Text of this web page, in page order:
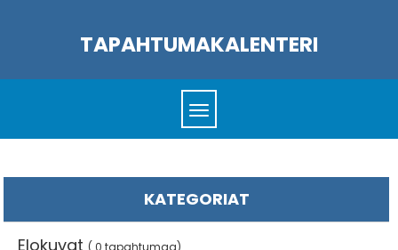
TAPAHTUMAKALENTERI
KATEGORIAT
Elokuvat